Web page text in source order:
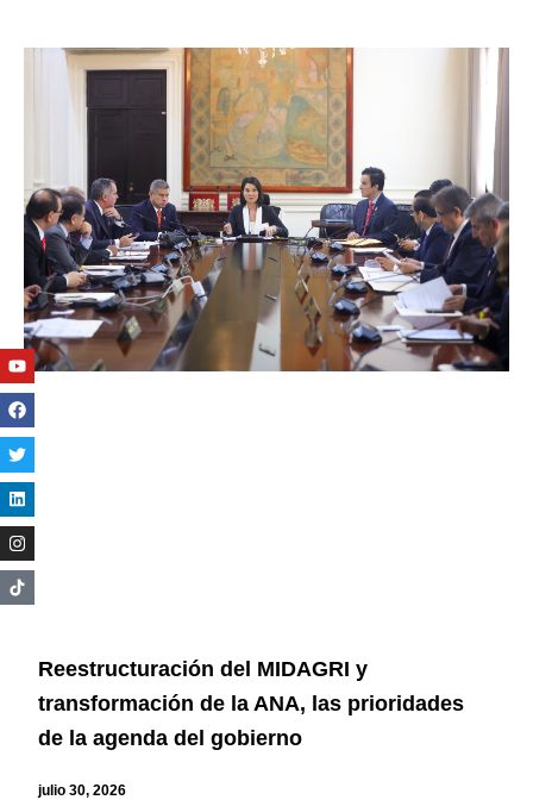
Reestructuración del MIDAGRI y
transformación de la ANA, las prioridades
de la agenda del gobierno
julio 30, 2026
Youtube
Facebook
Twitter
Linkedin
Instagram